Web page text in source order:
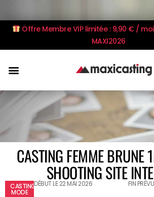
Offre Membre VIP limitée : 9,90 € /
MAXI2026
CASTING FEMME BRUNE
SHOOTING SITE
CASTING
MODE
DÉBUT LE 22 MAI 2026 FIN